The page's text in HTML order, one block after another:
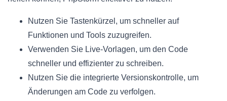
Nutzen Sie Tastenkürzel, um schneller auf
Funktionen und Tools zuzugreifen.
Verwenden Sie Live-Vorlagen, um den Code
schneller und effizienter zu schreiben.
Nutzen Sie die integrierte Versionskontrolle, um
Änderungen am Code zu verfolgen.